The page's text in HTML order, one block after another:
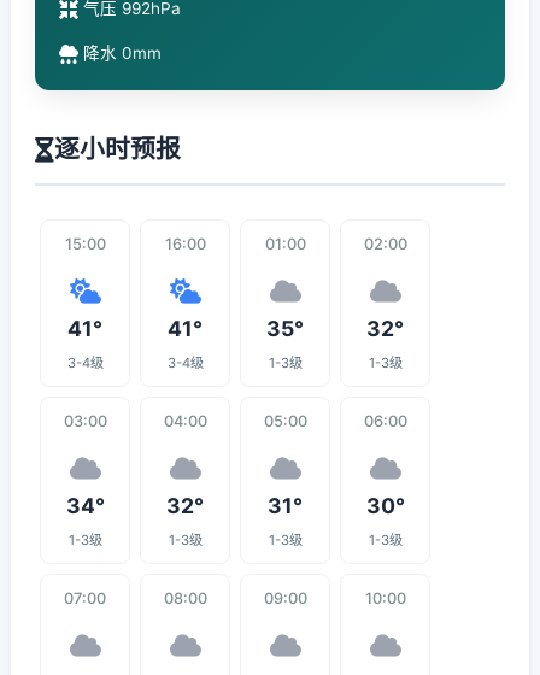
气压 992hPa
降水 0mm
逐小时预报
15:00
41°
3-4级
16:00
41°
3-4级
01:00
35°
1-3级
02:00
32°
1-3级
03:00
34°
1-3级
04:00
32°
1-3级
05:00
31°
1-3级
06:00
30°
1-3级
07:00 08:00 09:00 10:00